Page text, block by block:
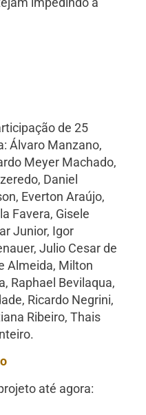
de 25
Álvaro Manzano,
Meyer Machado,
Daniel
Everton Araújo,
Favera, Gisele
Junior, Igor
Julio Cesar de
Almeida, Milton
Raphael Bevilaqua,
Ricardo Negrini,
Ribeiro, Thais
até agora: